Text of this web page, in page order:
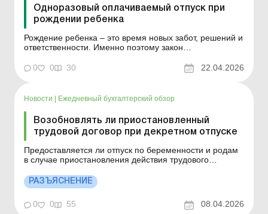
Одноразовый оплачиваемый отпуск при
рождении ребенка
Рождение ребенка – это время новых забот, решений и
ответственности. Именно поэтому закон
оплачиваемый отпуск при рождении ребенка. Кто
ребенка,...
0 0 30 22.04.2026
Новости Ежедневный бухгалтерский обзор
Возобновлять ли приостановленный
трудовой договор при декретном отпуске
Предоставляется ли отпуск по беременности и родам
в случае приостановления действия трудового
теме: Приостановление действия трудового договора:
что изменится с 14.03.2026? Приказ об отмене
приостановки действия трудового договора В
соответствии со с...
РАЗЪЯСНЕНИЕ
0 0 55 08.04.2026